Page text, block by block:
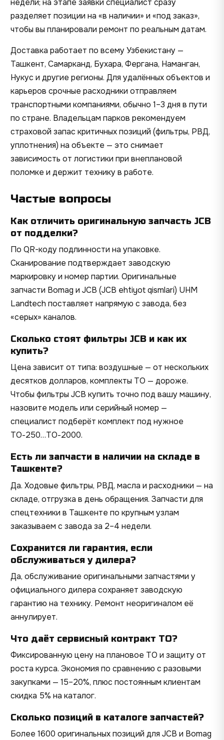
недели; на этапе заявки специалист сразу
разделяет позиции на «в наличии» и «под заказ»,
чтобы вы планировали ремонт по реальным датам.
Доставка работает по всему Узбекистану —
Ташкент, Самарканд, Бухара, Фергана, Наманган,
Нукус и другие регионы. Для удалённых объектов и
карьеров срочные расходники отправляем
транспортными компаниями, обычно 1–3 дня в пути
по стране. Владельцам парков рекомендуем
страховой запас критичных позиций (фильтры, РВД,
уплотнения) на объекте — это снимает
зависимость от логистики при внеплановой
поломке и держит технику в работе.
Частые вопросы
Как отличить оригинальную запчасть JCB
от подделки?
По QR-коду подлинности на упаковке.
Сканирование подтверждает заводскую
маркировку и номер партии. Оригинальные
запчасти Bomag и JCB (JCB ehtiyot qismlari) UHM
Landtech поставляет напрямую с завода, без
«серых» каналов.
Сколько стоят фильтры JCB и как их
купить?
Цена зависит от типа: воздушные — от нескольких
десятков долларов, комплекты ТО — дороже.
Чтобы фильтры JCB купить точно под вашу машину,
назовите модель или серийный номер —
специалист подберёт комплект под нужное
ТО-250…ТО-2000.
Есть ли запчасти в наличии на складе в
Ташкенте?
Да. Ходовые фильтры, РВД, масла и расходники — на
складе, отгрузка в день обращения. Запчасти для
спецтехники в Ташкенте по крупным узлам
заказываем с завода за 2–4 недели.
Сохранится ли гарантия, если
обслуживаться у дилера?
Да, обслуживание оригинальными запчастями у
официального дилера сохраняет заводскую
гарантию на технику. Ремонт неоригиналом её
аннулирует.
Что даёт сервисный контракт ТО?
Фиксированную цену на плановое ТО и защиту от
роста курса. Экономия по сравнению с разовыми
закупками — 15–20%, плюс постоянным клиентам
скидка 5% на каталог.
Сколько позиций в каталоге запчастей?
Более 1600 оригинальных позиций для JCB и Bomag